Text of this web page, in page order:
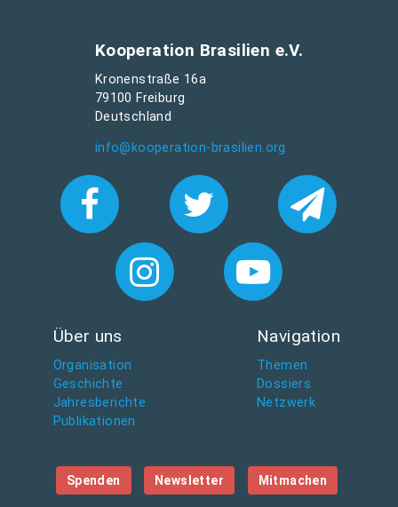
Kooperation Brasilien e.V.
Kronenstraße 16a
79100 Freiburg
Deutschland
info@kooperation-brasilien.org
Über uns
Organisation
Geschichte
Jahresberichte
Publikationen
Navigation
Themen
Dossiers
Netzwerk
Spenden Newsletter Mitmachen